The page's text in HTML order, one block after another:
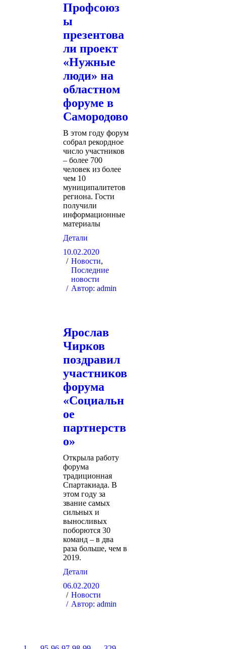
Профсоюз
ы
презентова
ли проект
«Нужные
люди» на
областном
форуме в
Самородово
В этом году форум
собрал рекордное
число участников
– более 700
человек из более
чем 10
муниципалитетов
региона. Гости
получили
информационные
материалы
Детали
10.02.2020
Новости,
Последние
новости
Автор:admin
Ярослав
Чирков
поздравил
участников
форума
«Социальн
ое
партнерств
о»
Открыла работу
форума
традиционная
Спартакиада. В
этом году за
звание самых
сильных и
выносливых
поборются 30
команд – в два
раза больше, чем в
2019.
Детали
06.02.2020
Новости
Автор:admin